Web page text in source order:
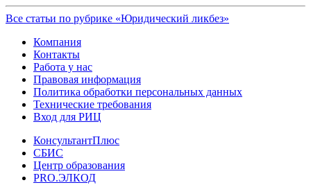
Все статьи по рубрике «Юридический ликбез»
Компания
Контакты
Работа у нас
Правовая информация
Политика обработки персональных данных
Технические требования
Вход для РИЦ
КонсультантПлюс
СБИС
Центр образования
PRO.ЭЛКОД